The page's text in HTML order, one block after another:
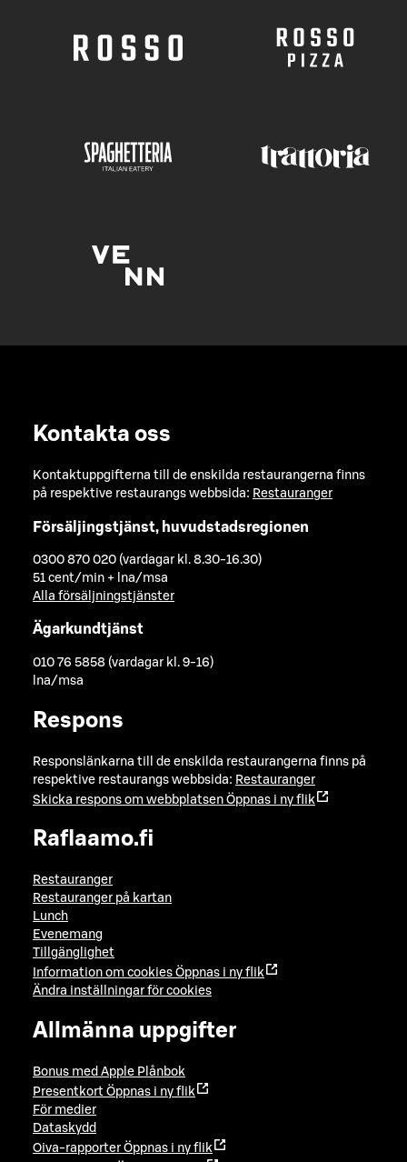
Kontakta oss
Kontaktuppgifterna till de enskilda restaurangerna finns
på respektive restaurangs webbsida: Restauranger
Försäljingstjänst, huvudstadsregionen
0300 870 020 (vardagar kl. 8.30-16.30)
51 cent/min + lna/msa
Alla försäljningstjänster
Ägarkundtjänst
010 76 5858 (vardagar kl. 9-16)
lna/msa
Respons
Responslänkarna till de enskilda restaurangerna finns på
respektive restaurangs webbsida: Restauranger
Skicka respons om webbplatsen Öppnas i ny flik
Raflaamo.fi
Restauranger
Restauranger på kartan
Lunch
Evenemang
Tillgänglighet
Information om cookies Öppnas i ny flik
Ändra inställningar för cookies
Allmänna uppgifter
Bonus med Apple Plånbok
Presentkort Öppnas i ny flik
För medier
Dataskydd
Oiva-rapporter Öppnas i ny flik